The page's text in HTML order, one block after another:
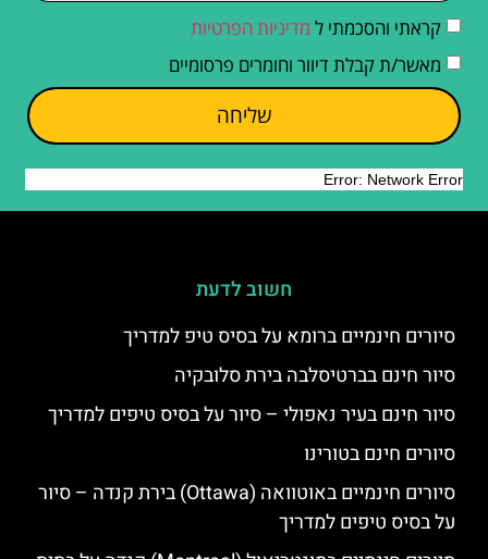
קראתי והסכמתי ל מדיניות הפרטיות
מאשר/ת קבלת דיוור וחומרים פרסומיים
שליחה
חשוב לדעת
סיורים חינמיים ברומא על בסיס טיפ למדריך
סיור חינם בברטיסלבה בירת סלובקיה
סיור חינם בעיר נאפולי – סיור על בסיס טיפים למדריך
סיורים חינם בטורינו
סיורים חינמיים באוטוואה (Ottawa) בירת קנדה – סיור
על בסיס טיפים למדריך